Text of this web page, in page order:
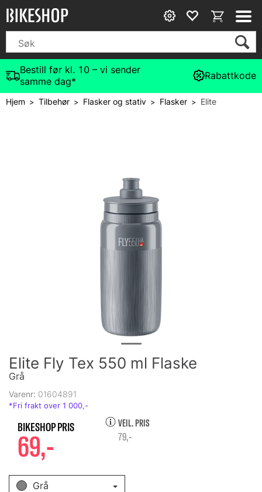
Bestill før kl. 10 – vi sender
samme dag*
Rabattkode
Hjem>Tilbehør> Flasker og stativ> Flasker> Elite
Elite Fly Tex 550 ml Flaske
Grå
Varenr: 01604891
69,-
VEIL. PRIS
79,-
Grå